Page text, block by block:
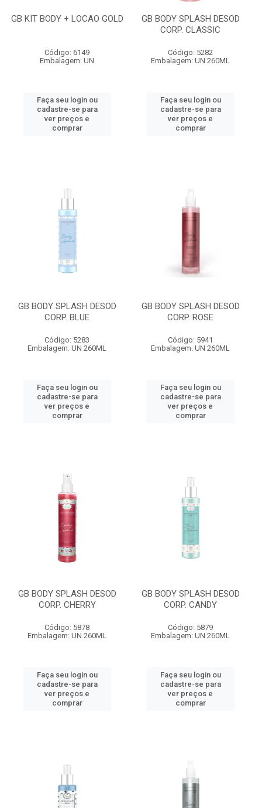
GB KIT BODY + LOCAO GOLD
Código: 6149
Embalagem: UN
Faça seu login ou
cadastre-se para
ver preços e
comprar
GB BODY SPLASH DESOD
CORP. CLASSIC
Código: 5282
Embalagem: UN 260ML
Faça seu login ou
cadastre-se para
ver preços e
comprar
GB BODY SPLASH DESOD
CORP. BLUE
Código: 5283
Embalagem: UN 260ML
Faça seu login ou
cadastre-se para
ver preços e
comprar
GB BODY SPLASH DESOD
CORP. ROSE
Código: 5941
Embalagem: UN 260ML
Faça seu login ou
cadastre-se para
ver preços e
comprar
GB BODY SPLASH DESOD
CORP. CHERRY
Código: 5878
Embalagem: UN 260ML
Faça seu login ou
cadastre-se para
ver preços e
comprar
GB BODY SPLASH DESOD
CORP. CANDY
Código: 5879
Embalagem: UN 260ML
Faça seu login ou
cadastre-se para
ver preços e
comprar